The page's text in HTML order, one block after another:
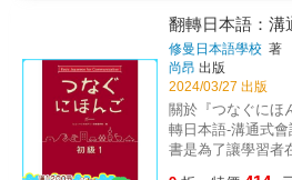
漲！ 只要多做一個
書中附有改錯筆記
底透析您的盲點。
自己親手訂正過的
象，這本書將成為
刺時針對自己的弱
角！ ▲日檢專攻：直擊日檢核心，精準破解考
把被動學習轉化為
了針對性的單字填
的時候就進行回憶
深化，更是一次真
有日文假名，讓您
透過上下文推敲單
閱讀和理解能力。
果，讓您感受到每一
下。 與教科書配合使用，能使學習者對學習項
目的理解更加正確
此外，透過本書充
學習者對語句及文法的運
與教科書及練習冊
（線上練習）」。
板電腦上學習文字
（數字、日期、時
翻轉日本語：溝
修曼日本語學校 著
尚昂 出版
2024/03/27 出版
關於『つなぐにほ
轉日本語-溝通式會話 初級）
書是為了讓學習者